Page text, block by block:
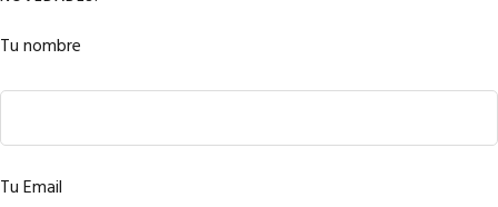
Tu nombre
Tu Email